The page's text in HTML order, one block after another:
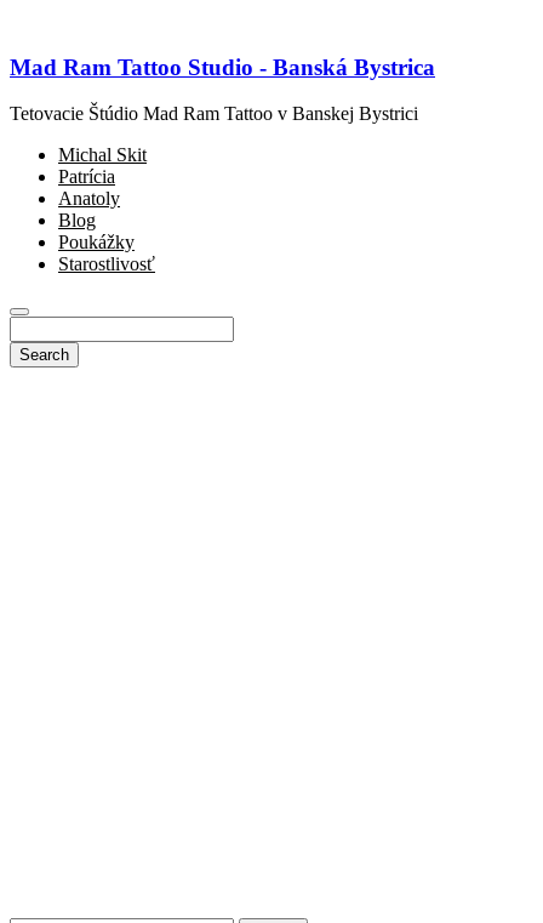
Mad Ram Tattoo Studio - Banská Bystrica
Tetovacie Štúdio Mad Ram Tattoo v Banskej Bystrici
Michal Skit
Patrícia
Anatoly
Blog
Poukážky
Starostlivosť